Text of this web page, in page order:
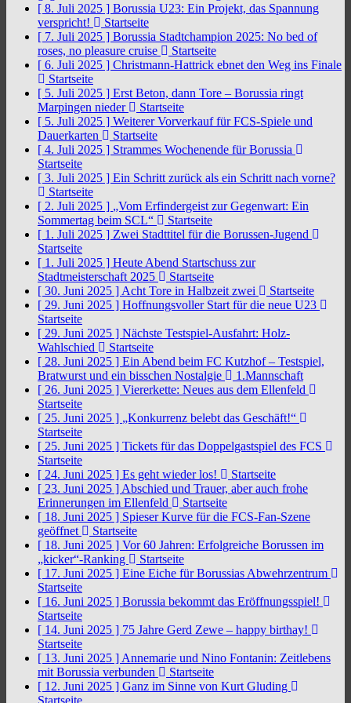
[ 8. Juli 2025 ] Borussia U23: Ein Projekt, das Spannung
verspricht!
Startseite
[ 7. Juli 2025 ] Borussia Stadtchampion 2025: No bed of
roses, no pleasure cruise
Startseite
[ 6. Juli 2025 ] Christmann-Hattrick ebnet den Weg ins Finale
Startseite
[ 5. Juli 2025 ] Erst Beton, dann Tore – Borussia ringt
Marpingen nieder
Startseite
[ 5. Juli 2025 ] Weiterer Vorverkauf für FCS-Spiele und
Dauerkarten
Startseite
[ 4. Juli 2025 ] Strammes Wochenende für Borussia
Startseite
[ 3. Juli 2025 ] Ein Schritt zurück als ein Schritt nach vorne?
Startseite
[ 2. Juli 2025 ] „Vom Erfindergeist zur Gegenwart: Ein
Sommertag beim SCL“
Startseite
[ 1. Juli 2025 ] Zwei Stadttitel für die Borussen-Jugend
Startseite
[ 1. Juli 2025 ] Heute Abend Startschuss zur
Stadtmeisterschaft 2025
Startseite
[ 30. Juni 2025 ] Acht Tore in Halbzeit zwei
Startseite
[ 29. Juni 2025 ] Hoffnungsvoller Start für die neue U23
Startseite
[ 29. Juni 2025 ] Nächste Testspiel-Ausfahrt: Holz-
Wahlschied
Startseite
[ 28. Juni 2025 ] Ein Abend beim FC Kutzhof – Testspiel,
Bratwurst und ein bisschen Nostalgie
1.Mannschaft
[ 26. Juni 2025 ] Viererkette: Neues aus dem Ellenfeld
Startseite
[ 25. Juni 2025 ] „Konkurrenz belebt das Geschäft!“
Startseite
[ 25. Juni 2025 ] Tickets für das Doppelgastspiel des FCS
Startseite
[ 24. Juni 2025 ] Es geht wieder los!
Startseite
[ 23. Juni 2025 ] Abschied und Trauer, aber auch frohe
Erinnerungen im Ellenfeld
Startseite
[ 18. Juni 2025 ] Spieser Kurve für die FCS-Fan-Szene
geöffnet
Startseite
[ 18. Juni 2025 ] Vor 60 Jahren: Erfolgreiche Borussen im
„kicker“-Ranking
Startseite
[ 17. Juni 2025 ] Eine Eiche für Borussias Abwehrzentrum
Startseite
[ 16. Juni 2025 ] Borussia bekommt das Eröffnungsspiel!
Startseite
[ 14. Juni 2025 ] 75 Jahre Gerd Zewe – happy birthay!
Startseite
[ 13. Juni 2025 ] Annemarie und Nino Fontanin: Zeitlebens
mit Borussia verbunden
Startseite
[ 12. Juni 2025 ] Ganz im Sinne von Kurt Gluding
Startseite